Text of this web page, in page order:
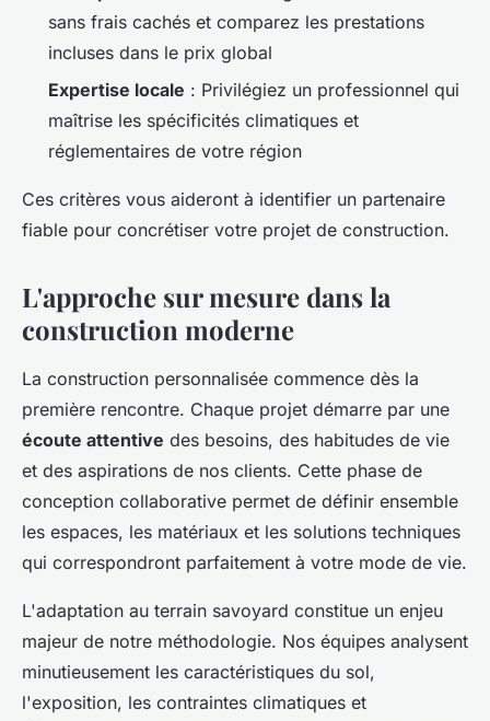
sans frais cachés et comparez les prestations
incluses dans le prix global
Expertise locale : Privilégiez un professionnel qui
maîtrise les spécificités climatiques et
réglementaires de votre région
Ces critères vous aideront à identifier un partenaire
fiable pour concrétiser votre projet de construction.
L'approche sur mesure dans la
construction moderne
La construction personnalisée commence dès la
première rencontre. Chaque projet démarre par une
écoute attentive des besoins, des habitudes de vie
et des aspirations de nos clients. Cette phase de
conception collaborative permet de définir ensemble
les espaces, les matériaux et les solutions techniques
qui correspondront parfaitement à votre mode de vie.
L'adaptation au terrain savoyard constitue un enjeu
majeur de notre méthodologie. Nos équipes analysent
minutieusement les caractéristiques du sol,
l'exposition, les contraintes climatiques et